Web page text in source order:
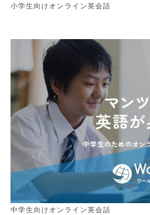
小学生向けオンライン英会話
中学生向けオンライン英会話